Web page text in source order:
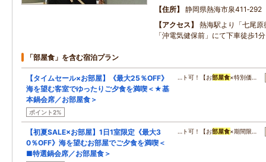
住所
静岡県熱海市泉411‐292
アクセス
熱海駅より「七尾
「沖電気健保前」にて下車徒歩1分
「部屋食」を含む宿泊プラン
【タイムセール×お部屋】《最大25％OFF》
海を望む客室でゆったりご夕食を満喫＜★基
本鍋会席／お部屋食＞
ポイント2%
…ト可！【お部屋食×特別価…
【初夏SALE×お部屋】1日1室限定《最大3
0％OFF》海を望むお部屋でご夕食を満喫＜
■特選鍋会席／お部屋食＞
…ト可！【お部屋食×期間限…